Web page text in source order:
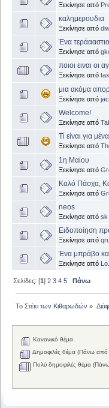
Ξεκίνησε από
καλημερουδια
Ξεκίνησε από
Ένα
Ξεκίνησε από
ποιοι ειναι οι
Ξεκίνησε από
μια ακόμα
Ξεκίνησε από
Welcome!
Ξεκίνησε από
Τί είναι για
Ξεκίνησε από
1η Μαίου
Ξεκίνησε από
Καλό Πάσχα,
Ξεκίνησε από
neos
Ξεκίνησε από sk
Ειδοποίηση
Ξεκίνησε από
Ένα μπράβο
Ξεκίνησε από
Σελίδες: [1]2 3 4 5 Πάνω
Το Στέκι των Κιθαρωδών »
Κανονικό θέμα
Δημοφιλές θέμα (Πάνω από
Πολύ δημοφιλές θέμα